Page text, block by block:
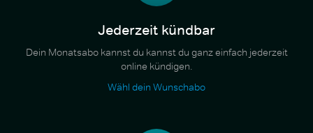
Jederzeit kündbar
Dein Monatsabo kannst du kannst du ganz einfach jederzeit
online kündigen.
Wähl dein Wunschabo